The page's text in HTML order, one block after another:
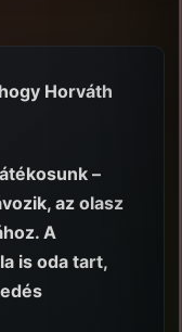
Horváth
–
az olasz
A
is oda tart,